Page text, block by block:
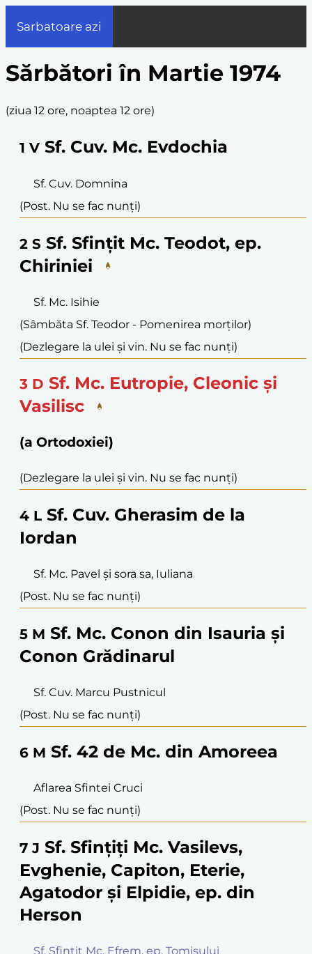
Sarbatoare azi
Sărbători în Martie 1974
(ziua 12 ore, noaptea 12 ore)
1 V Sf. Cuv. Mc. Evdochia
Sf. Cuv. Domnina
(Post. Nu se fac nunți)
2 S Sf. Sfințit Mc. Teodot, ep.
Chiriniei
Sf. Mc. Isihie
(Sâmbăta Sf. Teodor - Pomenirea morților)
(Dezlegare la ulei și vin. Nu se fac nunți)
3 D Sf. Mc. Eutropie, Cleonic și
Vasilisc
(a Ortodoxiei)
(Dezlegare la ulei și vin. Nu se fac nunți)
4 L Sf. Cuv. Gherasim de la
Iordan
Sf. Mc. Pavel și sora sa, Iuliana
(Post. Nu se fac nunți)
5 M Sf. Mc. Conon din Isauria și
Conon Grădinarul
Sf. Cuv. Marcu Pustnicul
(Post. Nu se fac nunți)
6 M Sf. 42 de Mc. din Amoreea
Aflarea Sfintei Cruci
(Post. Nu se fac nunți)
7 J Sf. Sfințiți Mc. Vasilevs,
Evghenie, Capiton, Eterie,
Agatodor și Elpidie, ep. din
Herson
Sf. Sfințit Mc. Efrem, ep. Tomisului